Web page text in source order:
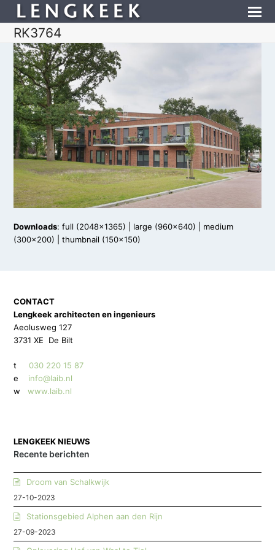
RK3764
Downloads:full (2048x1365) large (960x640)
medium
(300x200) |thumbnail (150x150)
CONTACT
Lengkeek architecten en ingenieurs
Aeolusweg 127
3731 XE De Bilt
t030 220 15 87
e info@laib.nl
w
www.laib.nl
LENGKEEK NIEUWS
Recente berichten
Droom van Schalkwijk
27-10-2023
Stationsgebied Alphen aan den Rijn
27-09-2023